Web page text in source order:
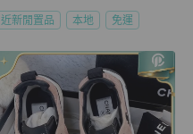
近新閒置品 本地 免運